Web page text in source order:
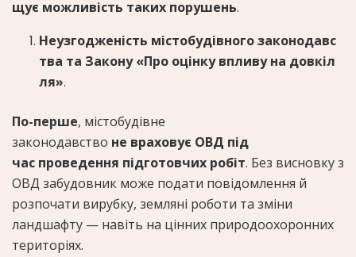
щує можливість таких порушень.
Неузгодженість містобудівного законодавс
тва та Закону «Про оцінку впливу на довкіл
ля».
По-перше, містобудівне
законодавство не враховує ОВД під
час проведення підготовчих робіт. Без висновку з
ОВД забудовник може подати повідомлення й
розпочати вирубку, земляні роботи та зміни
ландшафту — навіть на цінних природоохоронних
територіях.